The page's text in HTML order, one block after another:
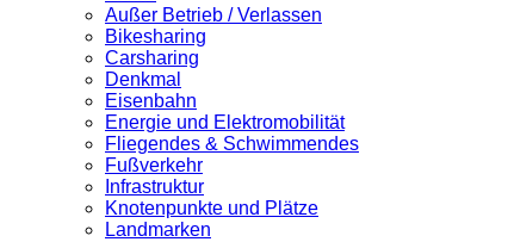
Außer Betrieb / Verlassen
Bikesharing
Carsharing
Denkmal
Eisenbahn
Energie und Elektromobilität
Fliegendes & Schwimmendes
Fußverkehr
Infrastruktur
Knotenpunkte und Plätze
Landmarken